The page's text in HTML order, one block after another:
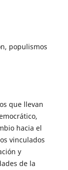
populismos
que llevan
hacia el
vinculados
y
de la